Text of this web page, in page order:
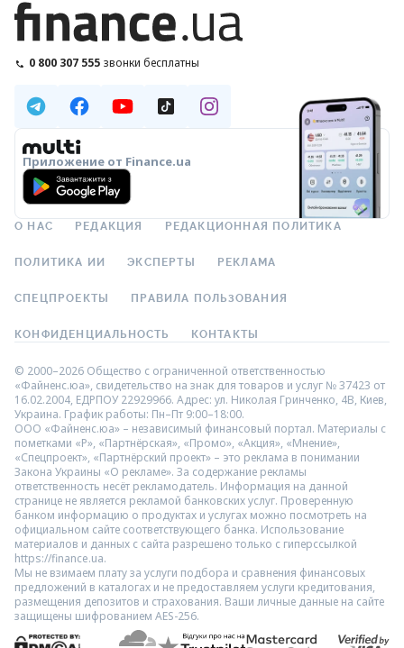
0 800 307 555 звонки бесплатны
Приложение от Finance.ua
О НАС РЕДАКЦИЯ РЕДАКЦИОННАЯ ПОЛИТИКА
ПОЛИТИКА ИИ ЭКСПЕРТЫ РЕКЛАМА
СПЕЦПРОЕКТЫ ПРАВИЛА ПОЛЬЗОВАНИЯ
КОНФИДЕНЦИАЛЬНОСТЬ КОНТАКТЫ
© 2000–2026 Общество с ограниченной ответственностью
«Файненс.юа», свидетельство на знак для товаров и услуг № 37423 от
16.02.2004, ЕДРПОУ 22929966. Адрес: ул. Николая Гринченко, 4В, Киев,
Украина. График работы: Пн–Пт 9:00–18:00.
ООО «Файненс.юа» – независимый финансовый портал. Материалы с
пометками «Р», «Партнёрская», «Промо», «Акция», «Мнение»,
«Спецпроект», «Партнёрский проект» – это реклама в понимании
Закона Украины «О рекламе». За содержание рекламы
ответственность несёт рекламодатель. Информация на данной
странице не является рекламой банковских услуг. Проверенную
банком информацию о продуктах и услугах можно посмотреть на
официальном сайте соответствующего банка. Использование
материалов и данных с сайта разрешено только с гиперссылкой
https://finance.ua.
Мы не взимаем плату за услуги подбора и сравнения финансовых
предложений в каталогах и не предоставляем услуги кредитования,
размещения депозитов и страхования. Ваши личные данные на сайте
защищены шифрованием AES-256.